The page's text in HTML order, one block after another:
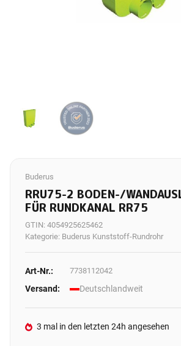
Buderus
RRU75-2 BODEN-/
FÜR RUNDKANAL RR75
GTIN: 4054925625462
Kategorie: Buderus Kunststoff-Rundrohr
Art-Nr.: 7738112042
Versand: Deutschlandweit
3 mal in den letzten 24h angesehen